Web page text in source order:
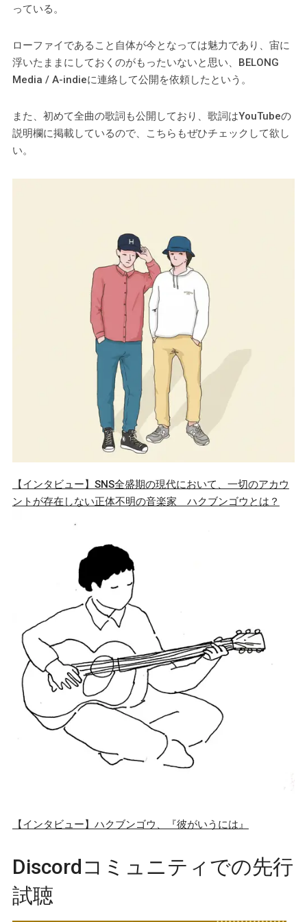
っている。
ローファイであること自体が今となっては魅力であり、宙に
浮いたままにしておくのがもったいないと思い、BELONG
Media / A-indieに連絡して公開を依頼したという。
また、初めて全曲の歌詞も公開しており、歌詞はYouTubeの
説明欄に掲載しているので、こちらもぜひチェックして欲し
い。
【インタビュー】SNS全盛期の現代において、一切のアカウ
ントが存在しない正体不明の音楽家 ハクブンゴウとは？
【インタビュー】ハクブンゴウ、『彼がいうには』
Discordコミュニティでの先行
試聴